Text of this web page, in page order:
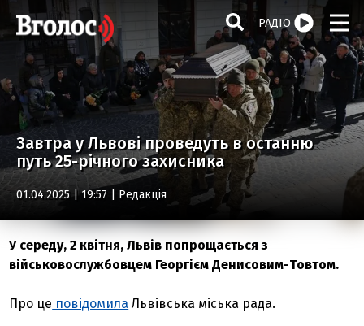
РАДІО
Завтра у Львові проведуть в останню
путь 25-річного захисника
01.04.2025 | 19:57 | Редакція
У середу, 2 квітня, Львів попрощається з
військовослужбовцем Георгієм Денисовим-Товтом.
Про це повідомила Львівська міська рада.